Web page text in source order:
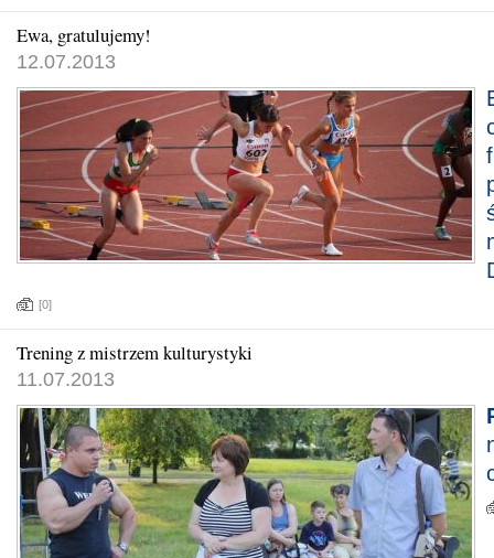
Ewa, gratulujemy!
12.07.2013
[0]
Trening z mistrzem kulturystyki
11.07.2013